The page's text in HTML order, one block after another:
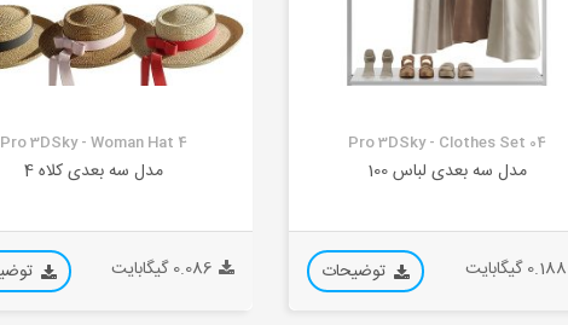
Pro 3DSky - Clothes Set 04
مدل سه بعدی لباس 100
0.188 گیگابایت توضیحات
Pro 3DSky - Woman Hat 4
مدل سه بعدی کلاه 4
0.086 گیگابایت